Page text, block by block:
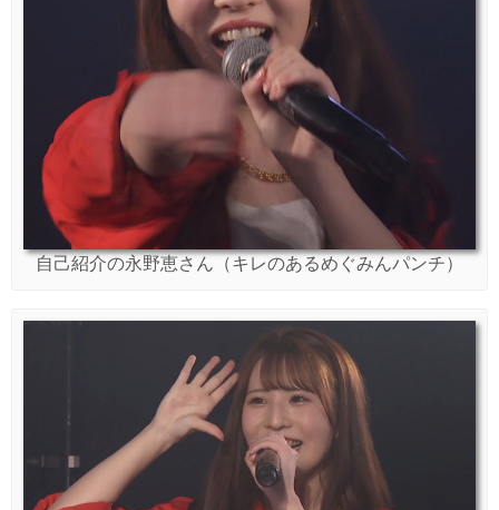
自己紹介の永野恵さん（キレのあるめぐみんパンチ）